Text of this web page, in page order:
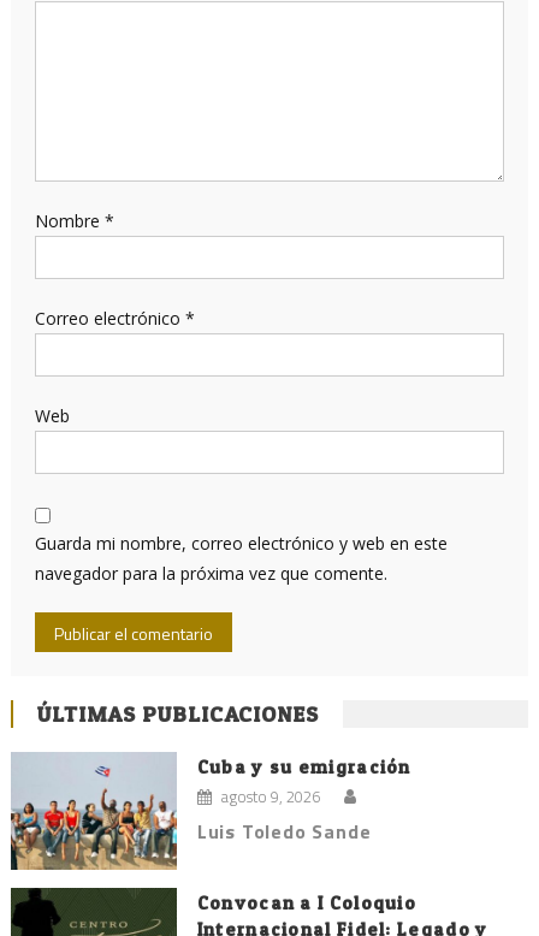
Nombre *
Correo electrónico *
Web
Guarda mi nombre, correo electrónico y web en este
navegador para la próxima vez que comente.
ÚLTIMAS PUBLICACIONES
Cuba y su emigración
agosto 9, 2026
Luis Toledo Sande
Convocan a I Coloquio
Internacional Fidel: Legado y